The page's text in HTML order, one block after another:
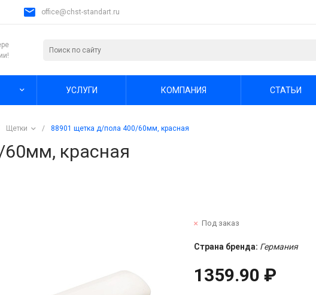
office@chst-standart.ru
УСЛУГИ КОМПАНИЯ СТАТЬИ
Щетки / 88901 щетка д/пола 400/60мм, красная
красная
Под заказ
Страна бренда: Германия
1359.90 ₽